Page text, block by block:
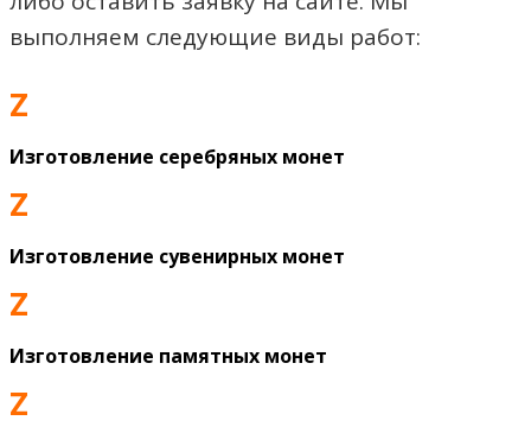
выполняем следующие виды работ:
Z
Изготовление серебряных монет
Z
Изготовление сувенирных монет
Z
Изготовление памятных монет
Z